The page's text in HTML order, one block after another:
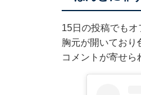
15日の投稿でも
胸元が開いてお
コメントが寄せら